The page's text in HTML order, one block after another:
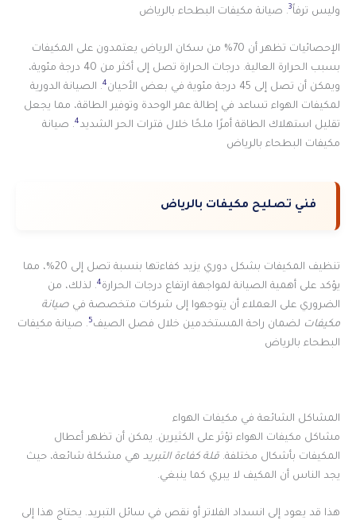
وليس ترفاً3. صيانة مكيفات البطحاء بالرياض
الإحصائيات تظهر أن 70% من سكان الرياض يعتمدون على المكيفات
بسبب الحرارة العالية. درجات الحرارة تصل إلى أكثر من 40 درجة مئوية،
ويمكن أن تصل إلى 45 درجة مئوية في بعض الأحيان
4. الصيانة الدورية
لمكيفات الهواء تساعد في إطالة عمر الوحدة وتوفير الطاقة، مما يجعل
تقليل استهلاك الطاقة أمرًا ملحًا خلال فترات الحر الشديد4. صيانة
مكيفات البطحاء بالرياض
فني تصليح مكيفات بالرياض
تنظيف المكيفات بشكل دوري يزيد كفاءتها بنسبة تصل إلى 20%، مما
يؤكد على أهمية الصيانة لمواجهة ارتفاع درجات الحرارة4. لذلك، من
الضروري على العملاء أن يتوجهوا إلى شركات متخصصة في صيانة
مكيفات لضمان راحة المستخدمين خلال فصل الصيف5. صيانة مكيفات
البطحاء بالرياض
المشاكل الشائعة في مكيفات الهواء
مشاكل مكيفات الهواء تؤثر على الكثيرين. يمكن أن تظهر أعطال
المكيفات بأشكال مختلفة. قلة كفاءة التبريد هي مشكلة شائعة، حيث
يجد الناس أن المكيف لا يبري كما ينبغي.
هذا قد يعود إلى انسداد الفلاتر أو نقص في سائل التبريد. يحتاج هذا إلى